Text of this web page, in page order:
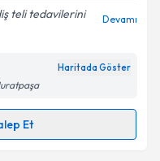
ilişkin
verilerimin belirtilen
ediyorum.
teli tedavilerini
Devamı
Haritada Göster
Et